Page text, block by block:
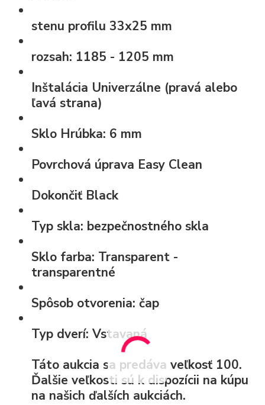
stenu profilu33x25 mm
rozsah: 1185 - 1205 mm
Inštalácia Univerzálne (pravá alebo
ľavá strana)
Sklo Hrúbka: 6 mm
Povrchová úprava Easy Clean
Dokončiť Black
Typ skla: bezpečnostného skla
Sklo farba: Transparent -
transparentné
Spôsob otvorenia:čap
Typ dverí:Vstavaná
Táto aukcia sa predáva veľkosť 100.
Ďalšie veľkosti sú k dispozícii na kúpu
na našich ďalších aukciách.